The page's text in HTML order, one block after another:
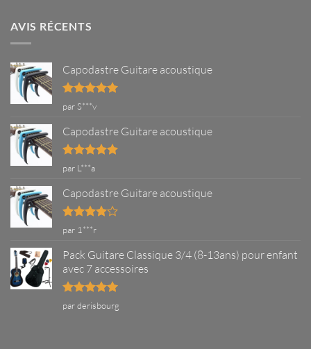
tenir
?
AVIS RÉCENTS
Capodastre Guitare acoustique
Note5sur
par S***v
Capodastre Guitare acoustique
Note5
par L***a
Capodastre Guitare acoustique
Note4
par 1***r
Pack Guitare Classique 3/4 (8-13ans) pour enfant
avec 7 accessoires
Note5sur
par derisbourg